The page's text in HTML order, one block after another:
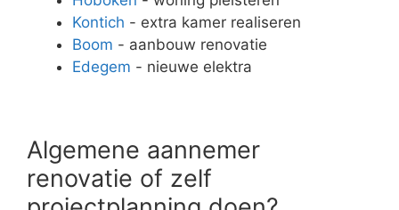
Kontich - extra kamer realiseren
Boom - aanbouw renovatie
Edegem - nieuwe elektra
Algemene aannemer
renovatie of zelf